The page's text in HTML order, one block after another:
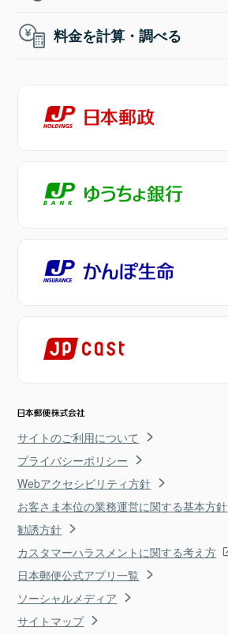
料金を計算・調べる
サイトのご利用について
プライバシーポリシー
Webアクセシビリティ方針
お客さま本位の業務運営に関する基本方針
勧誘方針
カスタマーハラスメントに関する考え方
日本郵便公式アプリ一覧
ソーシャルメディア
サイトマップ